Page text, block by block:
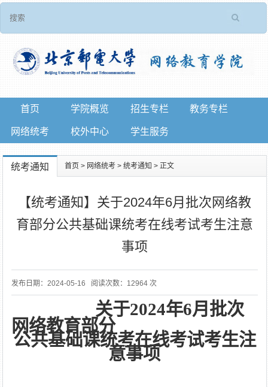
首页 学院概览 招生专栏 教务专栏
网络统考 校外中心 学生服务
统考通知 首页 > 网络统考 >统考通知 > 正文
【统考通知】关于2024年6月批次网络教
育部分公共基础课统考在线考试考生注意
事项
发布日期：2024-05-16 阅读次数：12964 次
关于2024年6月批次
网络教育部分
公共基础课统考在线考试考生注
意事项